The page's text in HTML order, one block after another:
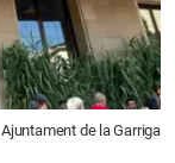
Ajuntament de la Garriga